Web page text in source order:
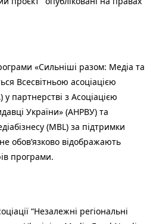
«Сильніші разом: Медіа та
Всесвітньою асоціацією
партнерстві з Асоціацією
України» (АНРВУ) та
(MBL) за підтримки
обов’язково відображають
програми.
“Незалежні регіональні